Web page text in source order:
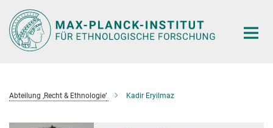
Hauptinhalt
Abteilung ‚Recht & Ethnologie’ Kadir Eryilmaz